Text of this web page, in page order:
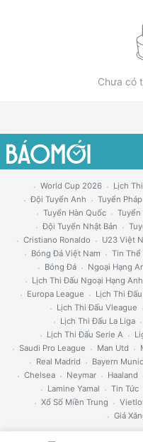
Chưa có
World Cup 2026 Lịch
Đội Tuyển Anh
Tuyển Pháp
Tuyển Hàn Quốc
Tuyển
Đội Tuyển Nhật Bản
Cristiano Ronaldo
U23 Việt
Bóng Đá Việt Nam
Tin Thể
Bóng Đá
Ngoại Hạng
Lịch Thi Đấu Ngoại Hạng Anh
Europa League
Lịch Thi
Lịch Thi Đấu Vleague
Lịch Thi Đấu La Liga
Lịch Thi Đấu Serie A
Saudi Pro League
Man Utd
Real Madrid
Bayern
Chelsea
Neymar Haaland
Lamine Yamal
Tin Tức
Xổ Số Miền Trung
Giá